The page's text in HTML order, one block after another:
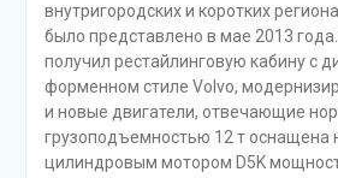
внутригородских и коротких
было представлено в мае 2013
получил рестайлинговую кабину с
форменном стиле Volvo,
и новые двигатели, отвечающие
грузоподъемностью 12 т оснащена
цилиндровым мотором D5K